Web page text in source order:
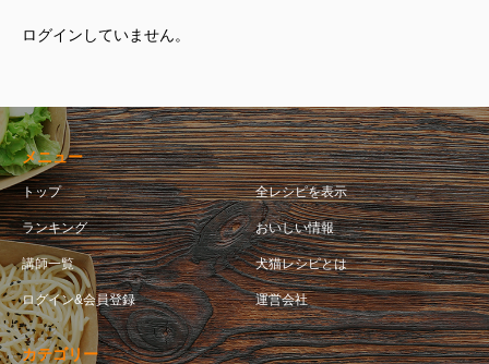
ログインしていません。
メニュー
トップ 全レシピを表示
ランキング おいしい情報
講師一覧 犬猫レシピとは
ログイン&会員登録 運営会社
カテゴリー